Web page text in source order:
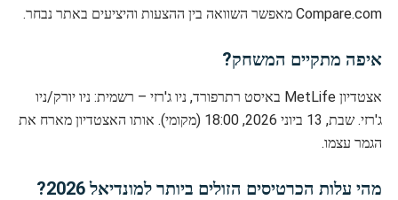
Compare.com מאפשר השוואה בין ההצעות והיציעים באתר נבחר.
איפה מתקיים המשחק?
אצטדיון MetLife באיסט רתרפורד, ניו ג'רזי – רשמית: ניו יורק/ניו
ג'רזי. שבת, 13 ביוני 2026, 18:00 (מקומי). אותו האצטדיון מארח את
הגמר עצמו.
מהי עלות הכרטיסים הזולים ביותר למונדיאל 2026?